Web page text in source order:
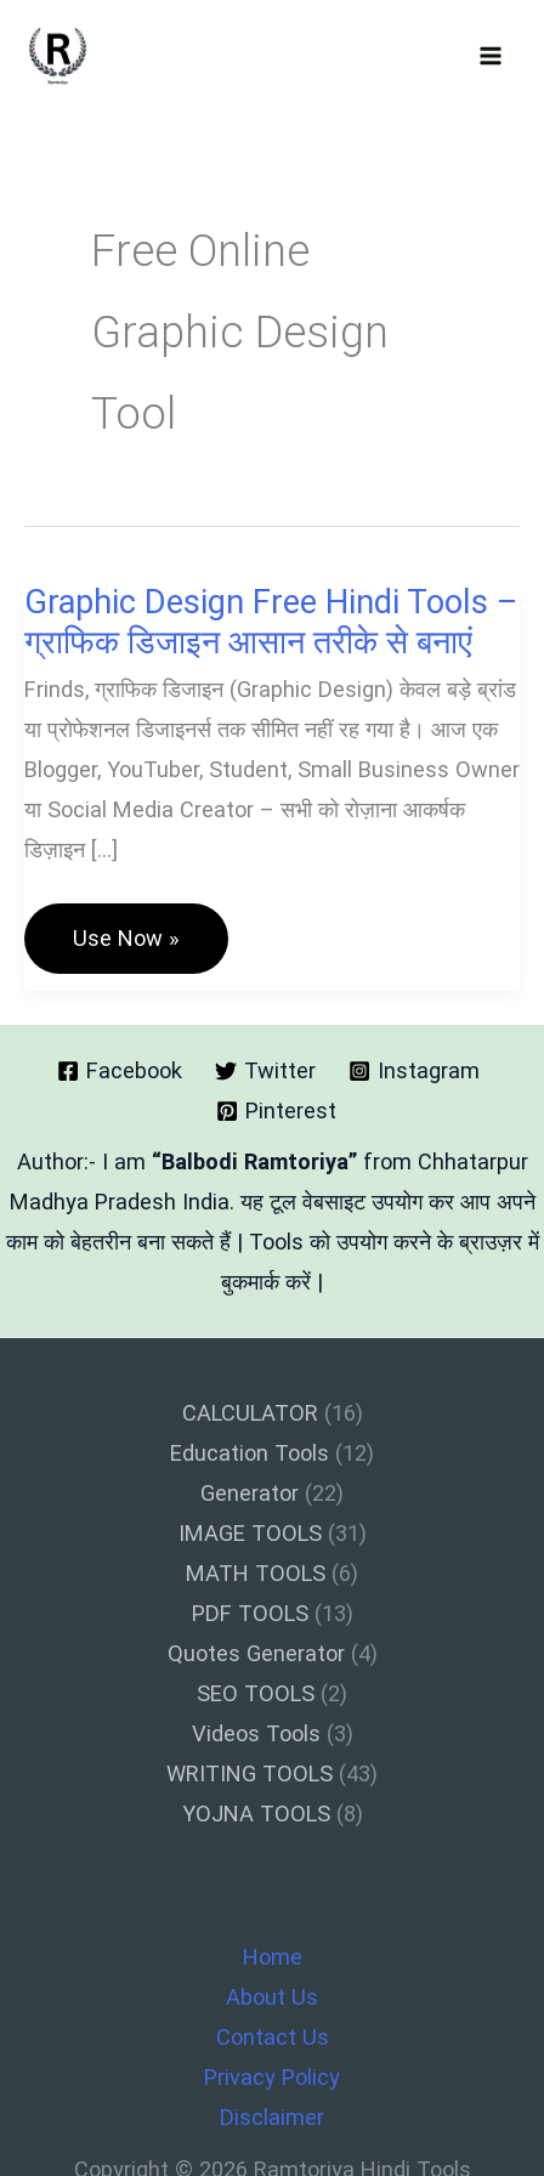
Free Online
Graphic Design
Tool
Graphic Design Free Hindi Tools –
ग्राफिक डिजाइन आसान तरीके से बनाएं
Frinds, ग्राफिक डिजाइन (Graphic Design) केवल बड़े ब्रांड
या प्रोफेशनल डिजाइनर्स तक सीमित नहीं रह गया है। आज एक
Blogger, YouTuber, Student, Small Business Owner
या Social Media Creator – सभी को रोज़ाना आकर्षक
डिज़ाइन […]
Graphic
Free
Tools
ग्राफिक
डिजाइन
से
बनाएं
Use Now »
Facebook Twitter
Instagram
Pinterest
Author:- I am “Balbodi Ramtoriya” from Chhatarpur
Madhya Pradesh India. यह टूल वेबसाइट उपयोग कर आप अपने
काम को बेहतरीन बना सकते हैं | Tools को उपयोग करने के ब्राउज़र में
बुकमार्क करें |
CALCULATOR (16)
Education Tools (12)
Generator (22)
IMAGE TOOLS(31)
MATH TOOLS (6)
PDF TOOLS(13)
Quotes Generator(4)
SEO TOOLS (2)
Videos Tools (3)
WRITING TOOLS (43)
YOJNA TOOLS(8)
Home
About Us
Contact Us
Privacy Policy
Disclaimer
Copyright © 2026 Ramtoriya Hindi Tools